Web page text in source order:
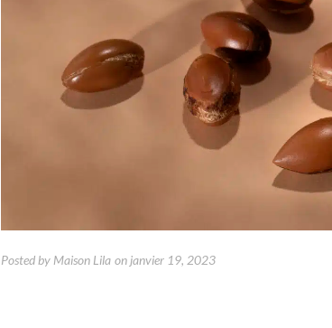
Posted by Maison Lila on janvier 19, 2023